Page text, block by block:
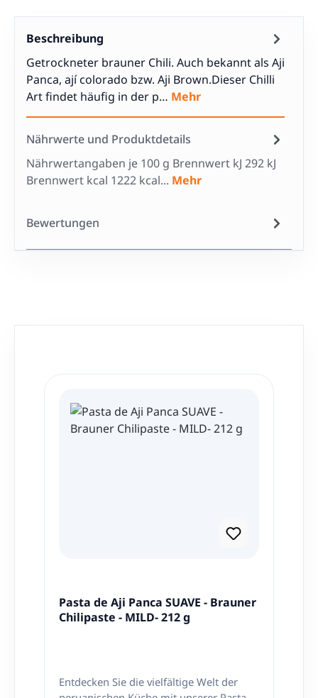
Beschreibung
Getrockneter brauner Chili. Auch bekannt als Aji
Panca, ají colorado bzw. Aji Brown.Dieser Chilli
Art findet häufig in der p… Mehr
Nährwerte und Produktdetails
Nährwertangaben je 100 g Brennwert kJ 292 kJ
Brennwert kcal 1222 kcal... Mehr
Bewertungen
Pasta de Aji Panca SUAVE - Brauner
Chilipaste - MILD- 212 g
Entdecken Sie die vielfältige Welt der